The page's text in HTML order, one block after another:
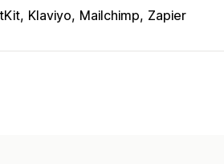
Klaviyo Mailchimp Zapier